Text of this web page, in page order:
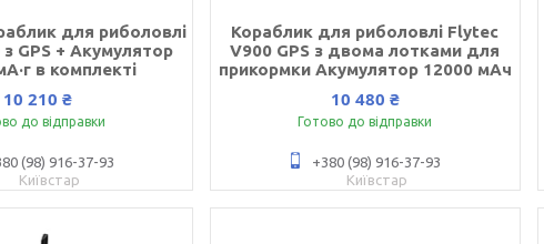
для риболовлі
GPS + Акумулятор
в комплекті
10 210 ₴
до відправки
(98) 916-37-93
Київстар
Кораблик для риболовлі Flytec
V900 GPS з двома лотками для
прикормки Акумулятор 12000 мАч
10 480 ₴
Готово до відправки
+380 (98) 916-37-93
Київстар